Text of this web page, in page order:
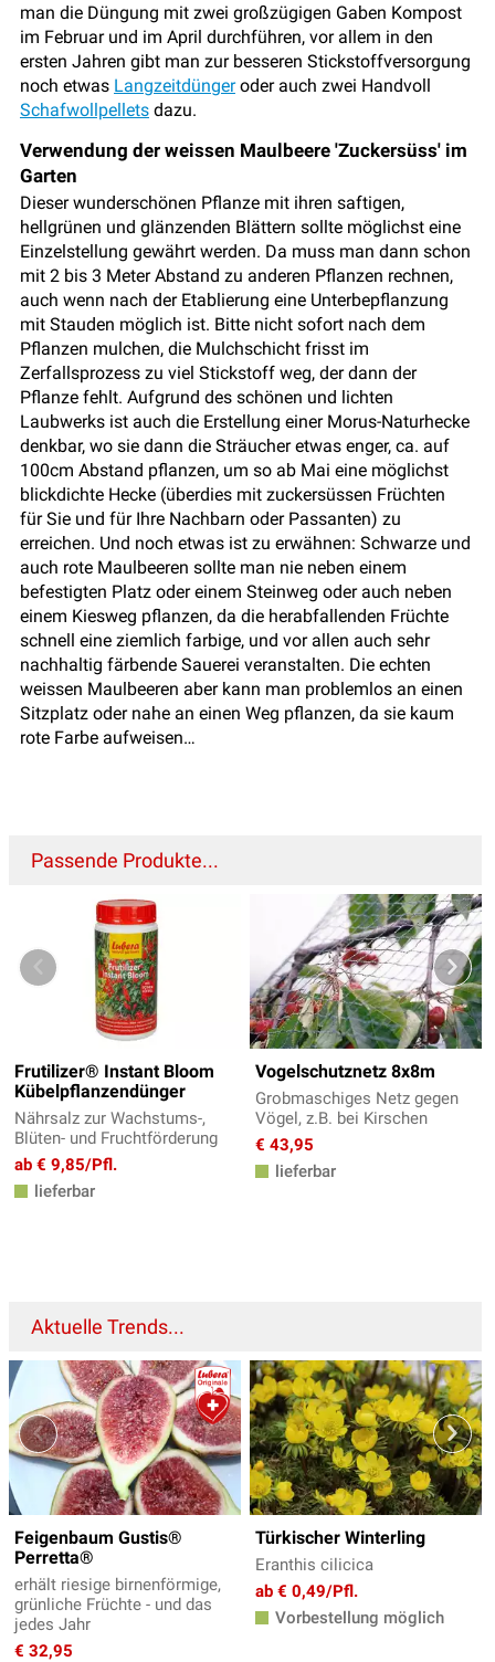
man die Düngung mit zwei großzügigen Gaben Kompost
im Februar und im April durchführen, vor allem in den
ersten Jahren gibt man zur besseren Stickstoffversorgung
noch etwas Langzeitdüngeroder auch zwei Handvoll
Schafwollpellets dazu.
Verwendung der weissen Maulbeere 'Zuckersüss' im
Garten
Dieser wunderschönen Pflanze mit ihren saftigen,
hellgrünen und glänzenden Blättern sollte möglichst eine
Einzelstellung gewährt werden. Da muss man dann schon
mit 2 bis 3 Meter Abstand zu anderen Pflanzen rechnen,
auch wenn nach der Etablierung eine Unterbepflanzung
mit Stauden möglich ist. Bitte nicht sofort nach dem
Pflanzen mulchen, die Mulchschicht frisst im
Zerfallsprozess zu viel Stickstoff weg, der dann der
Pflanze fehlt. Aufgrund des schönen und lichten
Laubwerks ist auch die Erstellung einer Morus-Naturhecke
denkbar, wo sie dann die Sträucher etwas enger, ca. auf
100cm Abstand pflanzen, um so ab Mai eine möglichst
blickdichte Hecke (überdies mit zuckersüssen Früchten
für Sie und für Ihre Nachbarn oder Passanten) zu
erreichen. Und noch etwas ist zu erwähnen: Schwarze und
auch rote Maulbeeren sollte man nie neben einem
befestigten Platz oder einem Steinweg oder auch neben
einem Kiesweg pflanzen, da die herabfallenden Früchte
schnell eine ziemlich farbige, und vor allen auch sehr
nachhaltig färbende Sauerei veranstalten. Die echten
weissen Maulbeeren aber kann man problemlos an einen
Sitzplatz oder nahe an einen Weg pflanzen, da sie kaum
rote Farbe aufweisen…
Passende Produkte...
Frutilizer® Instant Bloom
Kübelpflanzendünger
Nährsalz zur Wachstums-,
Blüten- und Fruchtförderung
ab € 9,85/Pfl.
lieferbar
Vogelschutznetz 8x8m
Grobmaschiges Netz gegen
Vögel, z.B. bei Kirschen
€ 43,95
lieferbar
Aktuelle Trends...
Feigenbaum Gustis®
Perretta®
erhält riesige birnenförmige,
grünliche Früchte - und das
jedes Jahr
€ 32,95
Türkischer Winterling
Eranthis cilicica
ab € 0,49/Pfl.
Vorbestellung möglich